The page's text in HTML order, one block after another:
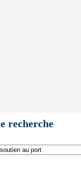
recherche